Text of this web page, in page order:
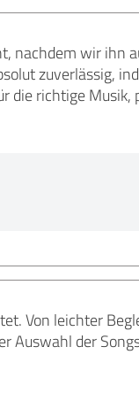
nachdem wir ihn
zuverlässig,
die richtige Musik,
Von leichter
Auswahl der